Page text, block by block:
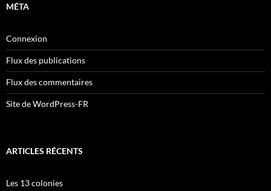
MÉTA
Connexion
Flux des publications
Flux des commentaires
Site de WordPress-FR
ARTICLES RÉCENTS
Les 13 colonies